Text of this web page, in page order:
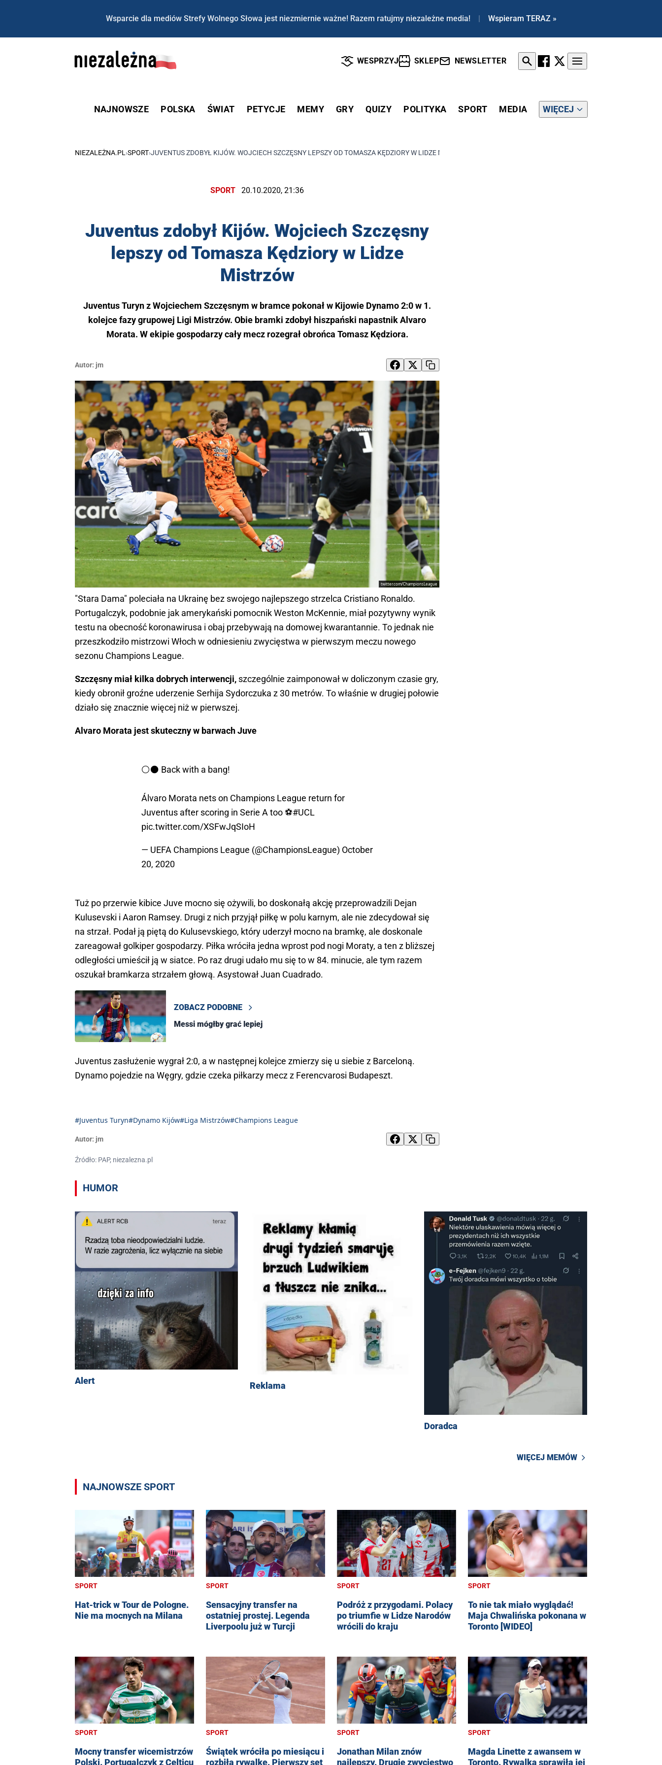
Wsparcie dla mediów Strefy Wolnego Słowa jest niezmiernie ważne! Razem ratujmy niezależne media! | Wspieram TERAZ »
WESPRZYJ SKLEP NEWSLETTER
NAJNOWSZE POLSKA ŚWIAT PETYCJE MEMY GRY QUIZY POLITYKA SPORT MEDIA WIĘCEJ
NIEZALEŻNA.PL ›SPORT›JUVENTUS ZDOBYŁ KIJÓW. WOJCIECH SZCZĘSNY LEPSZY OD TOMASZA KĘDZIORY W LIDZE MISTRZÓW
SPORT 20.10.2020, 21:36
Juventus zdobył Kijów. Wojciech Szczęsny
lepszy od Tomasza Kędziory w Lidze
Mistrzów
Juventus Turyn z Wojciechem Szczęsnym w bramce pokonał w Kijowie Dynamo 2:0 w 1.
kolejce fazy grupowej Ligi Mistrzów. Obie bramki zdobył hiszpański napastnik Alvaro
Morata. W ekipie gospodarzy cały mecz rozegrał obrońca Tomasz Kędziora.
Autor: jm
twitter.com/ChampionsLeague
"Stara Dama" poleciała na Ukrainę bez swojego najlepszego strzelca Cristiano Ronaldo.
Portugalczyk, podobnie jak amerykański pomocnik Weston McKennie, miał pozytywny wynik
testu na obecność koronawirusa i obaj przebywają na domowej kwarantannie. To jednak nie
przeszkodziło mistrzowi Włoch w odniesieniu zwycięstwa w pierwszym meczu nowego
sezonu Champions League.
Szczęsny miał kilka dobrych interwencji, szczególnie zaimponował w doliczonym czasie gry,
kiedy obronił groźne uderzenie Serhija Sydorczuka z 30 metrów. To właśnie w drugiej połowie
działo się znacznie więcej niż w pierwszej.
Alvaro Morata jest skuteczny w barwach Juve
⚪️⚫️ Back with a bang!
Álvaro Morata nets on Champions League return for
Juventus after scoring in Serie A too ⚽️#UCL
pic.twitter.com/XSFwJqSIoH
— UEFA Champions League (@ChampionsLeague) October
20, 2020
Tuż po przerwie kibice Juve mocno się ożywili, bo doskonałą akcję przeprowadzili Dejan
Kulusevski i Aaron Ramsey. Drugi z nich przyjął piłkę w polu karnym, ale nie zdecydował się
na strzał. Podał ją piętą do Kulusevskiego, który uderzył mocno na bramkę, ale doskonale
zareagował golkiper gospodarzy. Piłka wróciła jedna wprost pod nogi Moraty, a ten z bliższej
odległości umieścił ją w siatce. Po raz drugi udało mu się to w 84. minucie, ale tym razem
oszukał bramkarza strzałem głową. Asystował Juan Cuadrado.
ZOBACZ PODOBNE
Messi mógłby grać lepiej
Juventus zasłużenie wygrał 2:0, a w następnej kolejce zmierzy się u siebie z Barceloną.
Dynamo pojedzie na Węgry, gdzie czeka piłkarzy mecz z Ferencvarosi Budapeszt.
#Juventus Turyn#Dynamo Kijów#Liga Mistrzów#Champions League
Autor: jm
Źródło: PAP, niezalezna.pl
HUMOR
Alert Reklama
Doradca
WIĘCEJ MEMÓW
NAJNOWSZE SPORT
SPORT
Hat-trick w Tour de Pologne.
Nie ma mocnych na Milana
SPORT
Sensacyjny transfer na
ostatniej prostej. Legenda
Liverpoolu już w Turcji
SPORT
Podróż z przygodami. Polacy
po triumfie w Lidze Narodów
wrócili do kraju
SPORT
To nie tak miało wyglądać!
Maja Chwalińska pokonana w
Toronto [WIDEO]
SPORT
Mocny transfer wicemistrzów
Polski. Portugalczyk z Celticu
SPORT
Świątek wróciła po miesiącu i
rozbiła rywalkę. Pierwszy set
SPORT
Jonathan Milan znów
najlepszy. Drugie zwycięstwo
SPORT
Magda Linette z awansem w
Toronto. Rywalka sprawiła jej